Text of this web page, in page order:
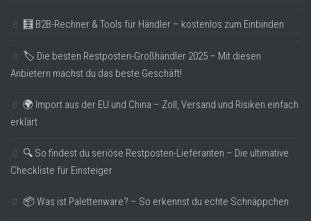
🧮 B2B-Rechner & Tools für Händler – kostenlos zum Einbinden
🏷️ Die besten Restposten-Großhändler 2025 – Mit diesen
Anbietern machst du das beste Geschäft!
🌍 Import aus der EU und China – Zoll, Versand und Risiken einfach
erklärt
🔍 So findest du seriöse Restposten-Lieferanten – Die ultimative
Checkliste für Einsteiger
📦 Was ist Palettenware? – So erkennst du echte Schnäppchen